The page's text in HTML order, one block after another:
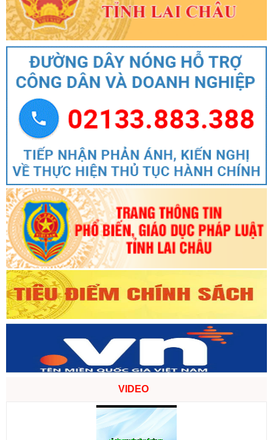
Số:1679/QĐ-UBND
Tên:(Quyết định Đấu giá đối với 02 thửa đất thương mại, dịch vụ
trên địa bàn tỉnh Lai Châu)
Ngày ban hành: (04/08/2026) -Ngày hiệu lực: (03/08/2026)
Tên:(Công văn V/v triển khai thực hiện chế độ phụ cấp ưu đãi
theo nghề đối với nhà giáo, CBQL cơ sở giáo dục và nhân sự hỗ
trợ giáo dục công tác trong các cơ sở giáo dục công lập theo
Ngày ban hành: (04/08/2026)
Số:1687/QĐ-UBND
Tên:(Quyết định Phê duyệt giá khởi điểm để đấu giá đối với thửa
đất cơ sở sản xuất phi nông nghiệp tại xã Than Uyên, tỉnh Lai
Châu)
Ngày ban hành: (04/08/2026) - Ngày hiệu lực: (04/08/2026)
Số:6646/KH-UBND
Tên:(Kế hoạch Thực hiện Quyết định số 247/QĐ-TTg ngày
06/02/2025 của Thủ tướng Chính phủ và Kế hoạch số 184-
KH/TU ngày 27/6/2023 của Tỉnh ủy về thực hiện Chỉ thị số 21-
CT/TW ngày 04/5/2023 của Ban Bí thư Trung ương Đảng về tiếp
tục đổi mới, phát triển và nâng cao chất lượng giáo dục nghề
nghiệp đến năm 2030, tầm nhìn đến năm 2045)
Ngày ban hành: (04/08/2026)
VIDEO